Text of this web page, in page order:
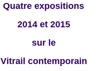
Quatre expositions
2014 et 2015
sur le
Vitrail contemporain